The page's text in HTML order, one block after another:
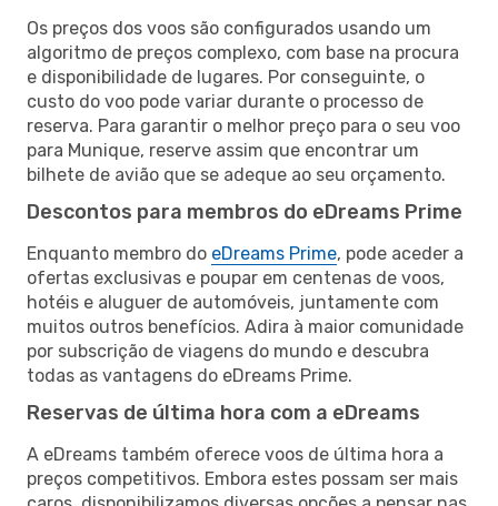
Os preços dos voos são configurados usando um
algoritmo de preços complexo, com base na procura
e disponibilidade de lugares. Por conseguinte, o
custo do voo pode variar durante o processo de
reserva. Para garantir o melhor preço para o seu voo
para Munique, reserve assim que encontrar um
bilhete de avião que se adeque ao seu orçamento.
Descontos para membros do eDreams Prime
Enquanto membro do eDreams Prime, pode aceder a
ofertas exclusivas e poupar em centenas de voos,
hotéis e aluguer de automóveis, juntamente com
muitos outros benefícios. Adira à maior comunidade
por subscrição de viagens do mundo e descubra
todas as vantagens do eDreams Prime.
Reservas de última hora com a eDreams
A eDreams também oferece voos de última hora a
preços competitivos. Embora estes possam ser mais